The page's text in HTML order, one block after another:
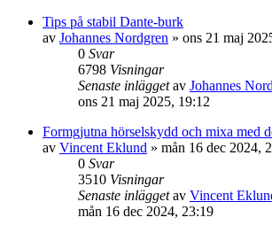
Tips på stabil Dante-burk
av Johannes Nordgren » ons 21 maj
0 Svar
6798 Visningar
Senaste inläggetav Johannes
ons 21 maj 2025, 19:12
Formgjutna hörselskydd och mixa med
av Vincent Eklund » mån 16 dec 2024,
0 Svar
3510 Visningar
Senaste inläggetav Vincent
mån 16 dec 2024, 23:19